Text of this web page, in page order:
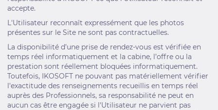
accepte.
L'Utilisateur reconnaît expressément que les photos
présentes sur le Site ne sont pas contractuelles.
La disponibilité d’une prise de rendez-vous est vérifiée en
temps réel informatiquement et la cabine, l’offre ou la
prestation sont réellement bloquées informatiquement.
Toutefois, IKOSOFT ne pouvant pas matériellement vérifier
l'exactitude des renseignements recueillis en temps réel
auprès des Professionnels, sa responsabilité ne peut en
aucun cas être engagée si l'Utilisateur ne parvient pas